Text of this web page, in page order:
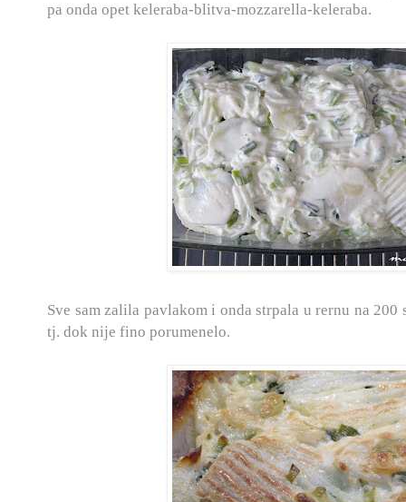
pa onda opet keleraba-blitva-mozzarella-keleraba.
Sve sam zalila pavlakom i onda strpala u rernu na
tj. dok nije fino porumenelo.